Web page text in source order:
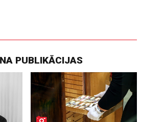
PUBLIKĀCIJAS